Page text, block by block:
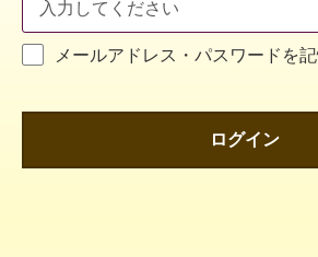
メールアドレス・パスワードを
ログイン